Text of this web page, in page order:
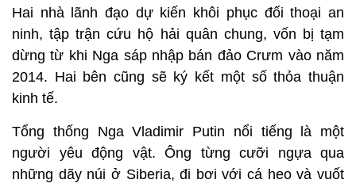
Hai nhà lãnh đạo dự kiến khôi phục đối thoại an
ninh, tập trận cứu hộ hải quân chung, vốn bị tạm
dừng từ khi Nga sáp nhập bán đảo Crưm vào năm
2014. Hai bên cũng sẽ ký kết một số thỏa thuận
kinh tế.
Tổng thống Nga Vladimir Putin nổi tiếng là một
người yêu động vật. Ông từng cưỡi ngựa qua
những dãy núi ở Siberia, đi bơi với cá heo và vuốt